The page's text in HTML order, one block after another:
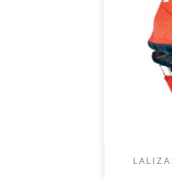
uso en
B
personas